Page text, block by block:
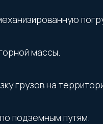
массы.
грузов на
подземным путям.